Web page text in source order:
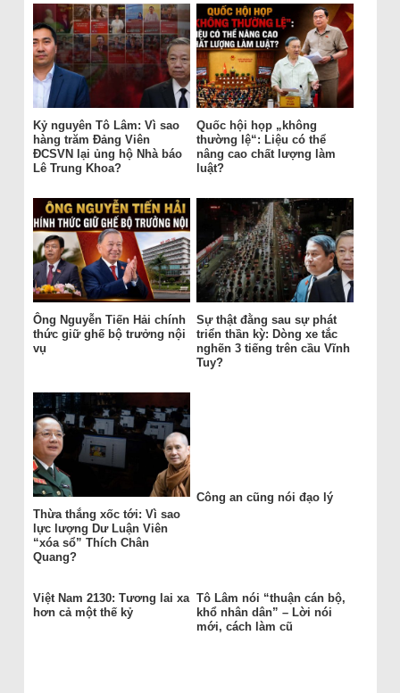
Kỷ nguyên Tô Lâm: Vì sao
hàng trăm Đảng Viên
ĐCSVN lại ủng hộ Nhà báo
Lê Trung Khoa?
Quốc hội họp „không
thường lệ“: Liệu có thể
nâng cao chất lượng làm
luật?
Ông Nguyễn Tiến Hải chính
thức giữ ghế bộ trưởng nội
vụ
Sự thật đằng sau sự phát
triển thần kỳ: Dòng xe tắc
nghẽn 3 tiếng trên cầu Vĩnh
Tuy?
Thừa thắng xốc tới: Vì sao
lực lượng Dư Luận Viên
“xóa sổ” Thích Chân
Quang?
Công an cũng nói đạo lý
Việt Nam 2130: Tương lai xa
hơn cả một thế kỷ
Tô Lâm nói “thuận cán bộ,
khổ nhân dân” – Lời nói
mới, cách làm cũ